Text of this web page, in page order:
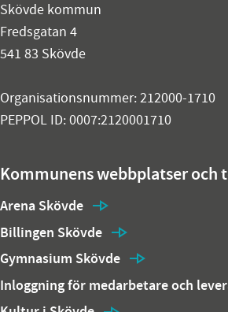
Skövde kommun
Fredsgatan 4
541 83 Skövde
Organisationsnummer: 212000-1710
PEPPOL ID: 0007:2120001710
Kommunens webbplatser och
Arena Skövde
Billingen Skövde
Gymnasium Skövde
Inloggning för medarbetare och